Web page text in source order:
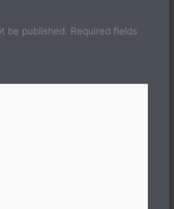
be published.
Required fields